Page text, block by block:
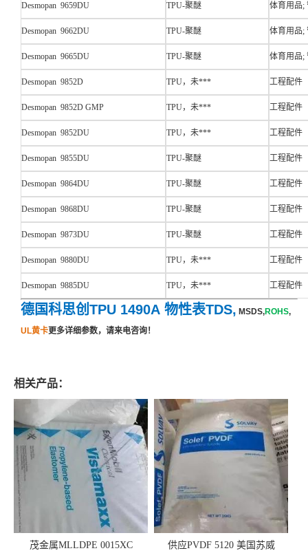
Desmopan 9659DU TPU-聚醚 体育用品;
Desmopan 9662DU TPU-聚醚 体育用品;
Desmopan 9665DU TPU-聚醚 体育用品;
Desmopan 9852D TPU，未*** 工程配件
Desmopan 9852D GMP TPU，未*** 工程配件
Desmopan 9852DU TPU，未*** 工程配件
Desmopan 9855DU TPU-聚醚 工程配件
Desmopan 9864DU TPU-聚醚 工程配件
Desmopan 9868DU TPU-聚醚 工程配件
Desmopan 9873DU TPU-聚醚 工程配件
Desmopan 9880DU TPU，未*** 工程配件
Desmopan 9885DU TPU，未*** 工程配件
德国科思创TPU 1490A 物性表TDS, MSDS,ROHS,
UL黄卡更多详细参数，请来电咨询！
相关产品：
茂金属MLLDPE 0015XC 供应PVDF 5120 美国苏威